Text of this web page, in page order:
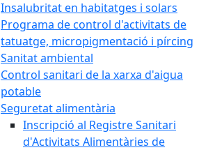
Insalubritat en habitatges i solars
Programa de control d'activitats de
tatuatge, micropigmentació i pírcing
Sanitat ambiental
Control sanitari de la xarxa d'aigua
potable
Seguretat alimentària
Inscripció al Registre Sanitari
d'Activitats Alimentàries de